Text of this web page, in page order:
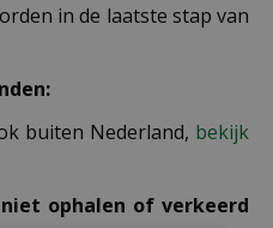
in de laatste stap van
buiten Nederland, bekijk
ophalen of verkeerd